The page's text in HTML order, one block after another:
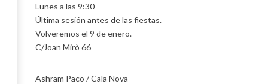
Lunes a las 9:30
Última sesión antes de las fiestas.
Volveremos el 9 de enero.
C/Joan Mirò 66
Ashram Paco / Cala Nova